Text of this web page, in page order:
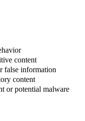
content
false information
content
or potential malware